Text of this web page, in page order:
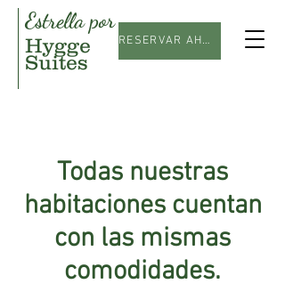
Hygge
Suites
RESERVAR AHORA
Estrella por
Todas nuestras
habitaciones cuentan
con las mismas
comodidades.